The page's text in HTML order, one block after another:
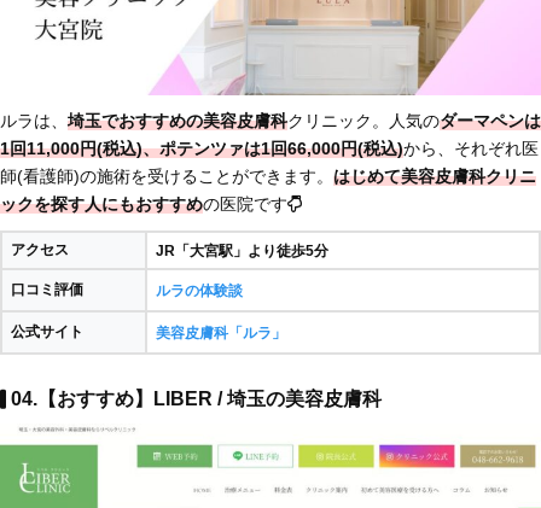
ルラは、 埼玉でおすすめの美容皮膚科クリニック。人気のダーマペンは
1回11,000円(税込)、ポテンツァは1回66,000円(税込)から、それぞれ医
師(看護師)の施術を受けることができます。 はじめて美容皮膚科クリニ
ックを探す人にもおすすめの医院です
アクセス JR「大宮駅」より徒歩5分
口コミ評価 ルラの体験談
公式サイト 美容皮膚科「ルラ」
04.【おすすめ】LIBER / 埼玉の美容皮膚科